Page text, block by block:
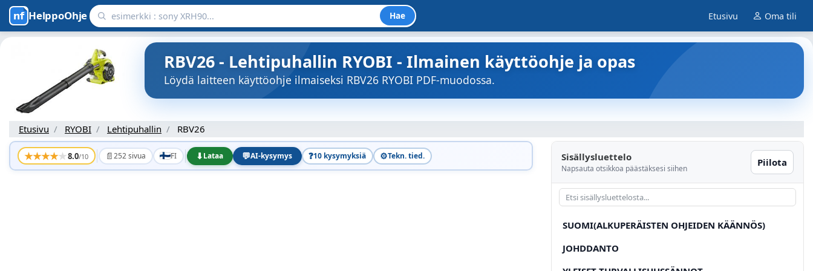
HelppoOhje Hae Etusivu Oma tili
RBV26 - Lehtipuhallin RYOBI - Ilmainen käyttöohje ja opas
Löydä laitteen käyttöohje ilmaiseksi RBV26 RYOBI PDF-muodossa.
Etusivu RYOBI Lehtipuhallin RBV26
★★★★★8.0/10 📄252 sivua FI ⬇Lataa 💬AI-kysymys ❓10 kysymyksiä ⚙️Tekn. tied. Sisällysluettelo
Napsauta otsikkoa päästäksesi siihen
Piilota
SUOMI(ALKUPERÄISTEN OHJEIDEN KÄÄNNÖS)
JOHDDANTO